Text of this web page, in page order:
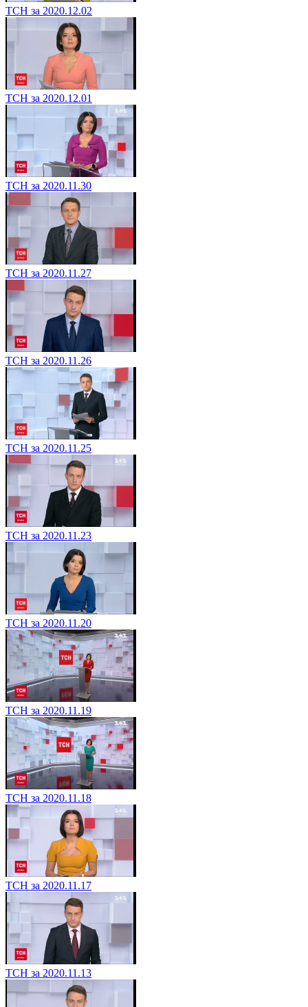
ТСН за 2020.12.02
ТСН за 2020.12.01
ТСН за 2020.11.30
ТСН за 2020.11.27
ТСН за 2020.11.26
ТСН за 2020.11.25
ТСН за 2020.11.23
ТСН за 2020.11.20
ТСН за 2020.11.19
ТСН за 2020.11.18
ТСН за 2020.11.17
ТСН за 2020.11.13